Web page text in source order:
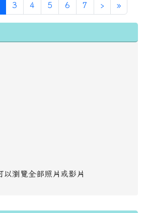
(目前頁次)
3 4 5 6 7 ›下一頁
»最後頁
以瀏覽全部照片或影片